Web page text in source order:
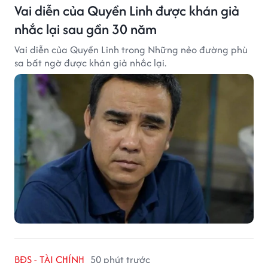
Vai diễn của Quyền Linh được khán giả
nhắc lại sau gần 30 năm
Vai diễn của Quyền Linh trong Những nẻo đường phù
sa bất ngờ được khán giả nhắc lại.
BĐS - TÀI CHÍNH 50 phút trước